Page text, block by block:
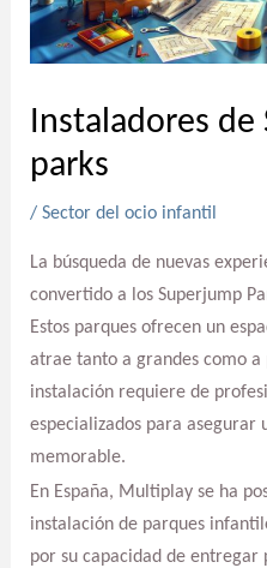
Instaladores de
parks
/ Sector del ocio infantil
La búsqueda de nuevas
convertido a los Superjump
Estos parques ofrecen un
atrae tanto a grandes como a
instalación requiere de
especializados para asegurar
memorable.
En España, Multiplay se ha
instalación de parques
por su capacidad de entregar